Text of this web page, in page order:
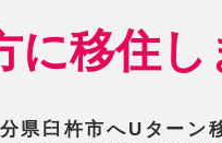
に移住し
県臼杵市へUターン